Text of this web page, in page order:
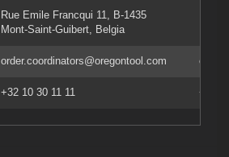
Rue Emile Francqui 11, B-1435
Mont-Saint-Guibert, Belgia
order.coordinators@oregontool.com
+32 10 30 11 11 +32